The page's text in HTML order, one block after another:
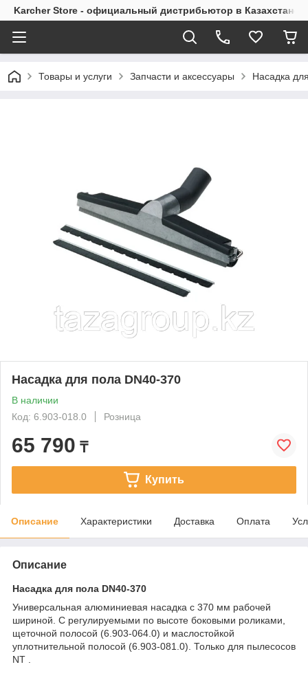
Karcher Store - официальный дистрибьютор в Казахстане
Товары и услуги Запчасти и аксессуары Насадка
Насадка для пола DN40-370
В наличии
Код: 6.903-018.0
Розница
65 790 ₸
Купить
Описание Характеристики Доставка Оплата
Описание
Насадка для пола DN40-370
Универсальная алюминиевая насадка с 370 мм рабочей
шириной. С регулируемыми по высоте боковыми роликами,
щеточной полосой (6.903-064.0) и маслостойкой
уплотнительной полосой (6.903-081.0). Только для пылесосов
NT .